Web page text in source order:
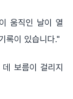
움직인 날이 열
록이 있습니다."
보름이 걸리지